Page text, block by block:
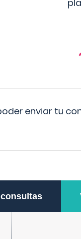
enviar tu